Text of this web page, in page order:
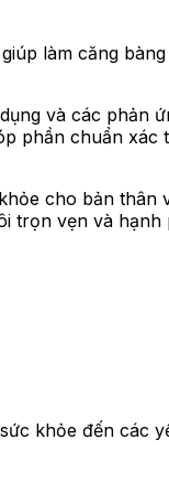
làm căng
và các phản
phần chuẩn
cho bản thân
trọn vẹn và hạnh
khỏe đến các